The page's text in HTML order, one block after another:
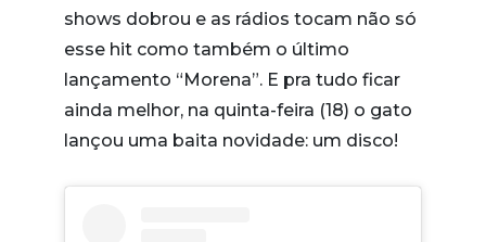
shows dobrou e as rádios tocam não só
esse hit como também o último
lançamento “Morena”. E pra tudo ficar
ainda melhor, na quinta-feira (18) o gato
lançou uma baita novidade: um disco!